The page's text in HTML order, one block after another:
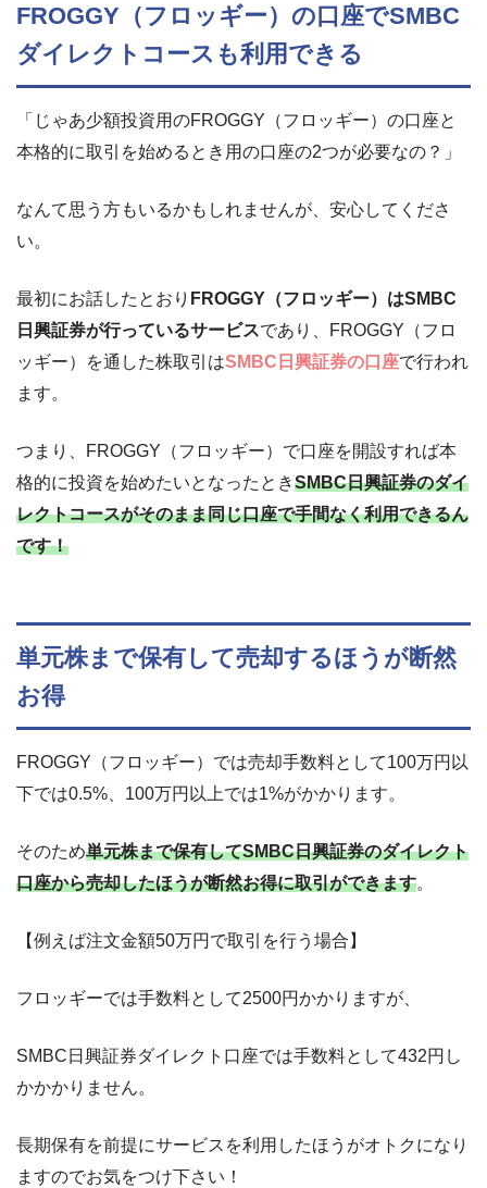
FROGGY（フロッギー）の口座でSMBC
ダイレクトコースも利用できる
「じゃあ少額投資用のFROGGY（フロッギー）の口座と
本格的に取引を始めるとき用の口座の2つが必要なの？」
なんて思う方もいるかもしれませんが、安心してくださ
い。
最初にお話したとおり FROGGY（フロッギー）はSMBC
日興証券が行っているサービスであり、FROGGY（フロ
ッギー）を通した株取引はSMBC日興証券の口座で行われ
ます。
つまり、
FROGGY（フロッギー）で口座を開設すれば本
格的に投資を始めたいとなったときSMBC日興証券のダイ
レクトコースがそのまま同じ口座で手間なく利用できるん
です！
単元株まで保有して売却するほうが断然
お得
FROGGY（フロッギー）では売却手数料として100万円以
下では0.5%、 100万円以上では1%がかかります。
そのため単元株まで保有してSMBC日興証券のダイレクト
口座から売却したほうが断然お得に取引ができます。
【例えば注文金額50万円で取引を行う場合】
フロッギーでは手数料として2500円かかりますが、
SMBC日興証券ダイレクト口座では手数料として432円し
かかかりません。
長期保有を前提にサービスを利用したほうがオトクになり
ますのでお気をつけ下さい！